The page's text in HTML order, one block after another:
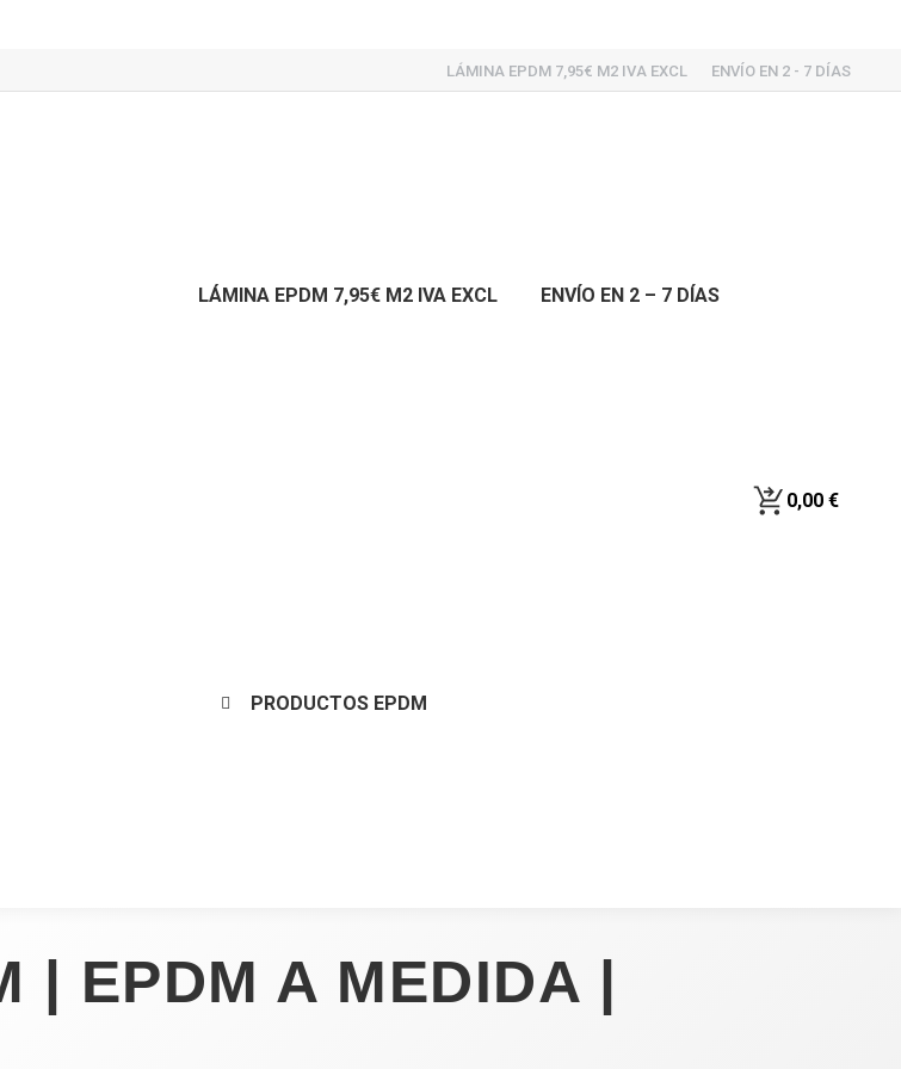
LÁMINA EPDM 7,95€ M2 IVA EXCL ENVÍO EN 2 - 7 DÍAS
LÁMINA EPDM 7,95€ M2 IVA EXCL ENVÍO EN 2 – 7 DÍAS
PRODUCTOS EPDM
0,00 €
| EPDM A MEDIDA |